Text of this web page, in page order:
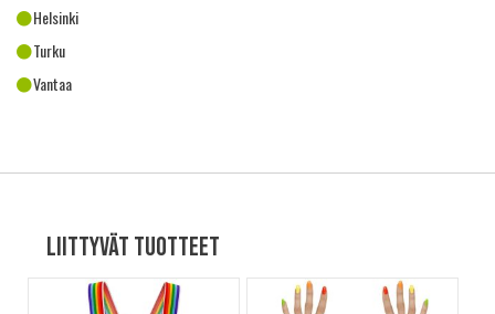
Helsinki
Turku
Vantaa
Liittyvät tuotteet